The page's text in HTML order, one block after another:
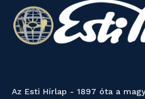
Az Esti Hírlap - 1897 óta a